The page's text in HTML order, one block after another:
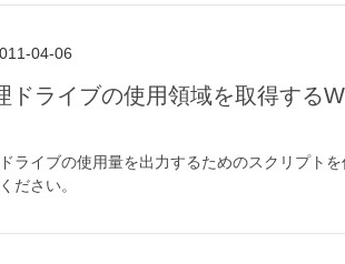
04-06
ドライブの使用領域を取得する
ライブの使用量を出力するためのスクリプト
ださい。